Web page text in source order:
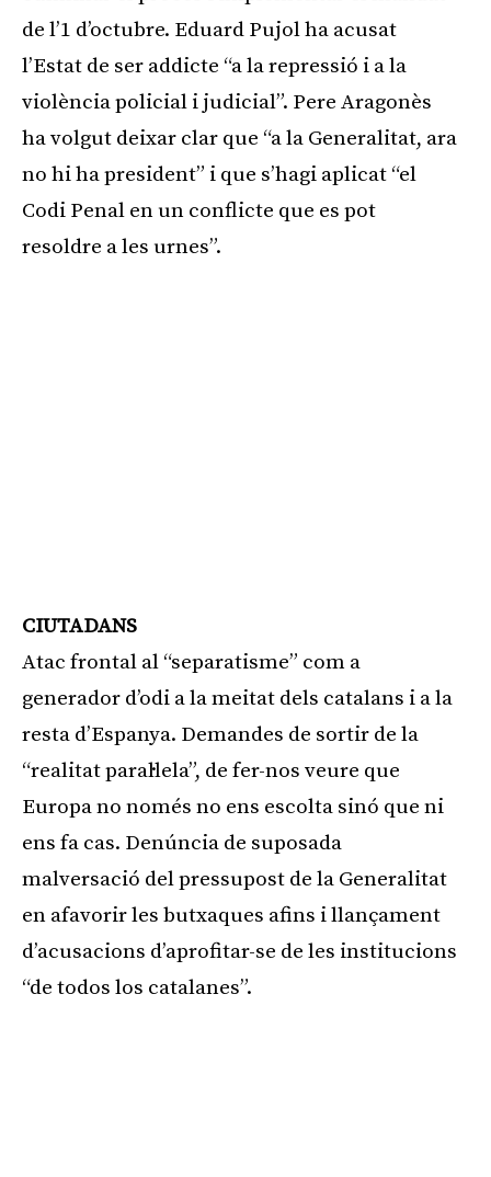
de l’1 d’octubre. Eduard Pujol ha acusat
l’Estat de ser addicte “a la repressió i a la
violència policial i judicial”. Pere Aragonès
ha volgut deixar clar que “a la Generalitat, ara
no hi ha president” i que s’hagi aplicat “el
Codi Penal en un conflicte que es pot
resoldre a les urnes”.
CIUTADANS
Atac frontal al “separatisme” com a
generador d’odi a la meitat dels catalans i a la
resta d’Espanya. Demandes de sortir de la
“realitat paral·lela”, de fer-nos veure que
Europa no només no ens escolta sinó que ni
ens fa cas. Denúncia de suposada
malversació del pressupost de la Generalitat
en afavorir les butxaques afins i llançament
d’acusacions d’aprofitar-se de les institucions
“de todos los catalanes”.